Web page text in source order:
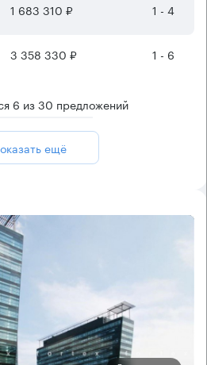
1 683 310 ₽ 1 - 4
3 358 330 ₽ 1 - 6
6 из30 предложений
ещё